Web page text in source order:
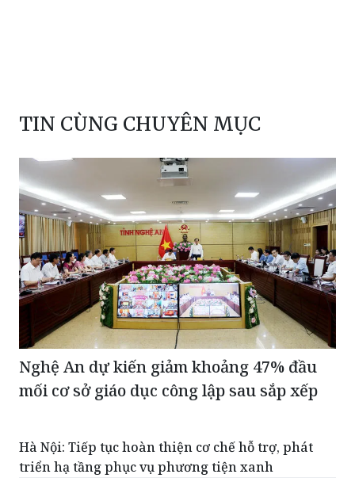
TIN CÙNG CHUYÊN MỤC
Nghệ An dự kiến giảm khoảng 47% đầu
mối cơ sở giáo dục công lập sau sắp xếp
Hà Nội: Tiếp tục hoàn thiện cơ chế hỗ trợ, phát
triển hạ tầng phục vụ phương tiện xanh